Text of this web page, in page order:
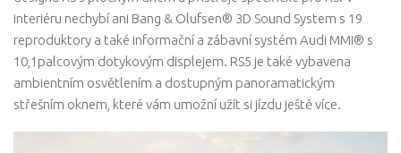
interiéru nechybí ani Bang & Olufsen® 3D Sound System s 19
reproduktory a také informační a zábavní systém Audi MMI® s
10,1palcovým dotykovým displejem. RS5 je také vybavena
ambientním osvětlením a dostupným panoramatickým
střešním oknem, které vám umožní užít si jízdu ještě více.